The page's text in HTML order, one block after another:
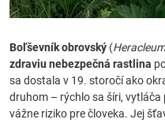
Boľševník obrovský (
zdraviu nebezpečná rastlina
sa dostala v 19. storočí ako
druhom – rýchlo sa šíri,
vážne riziko pre človeka. Jej